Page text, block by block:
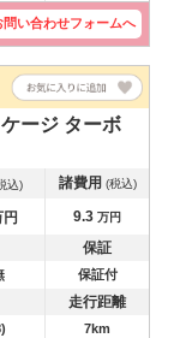
問い合わせフォームへ
ージ ターボ
込) 諸費用 (税込)
9.3 万円
保証
保証付
走行距離
7km